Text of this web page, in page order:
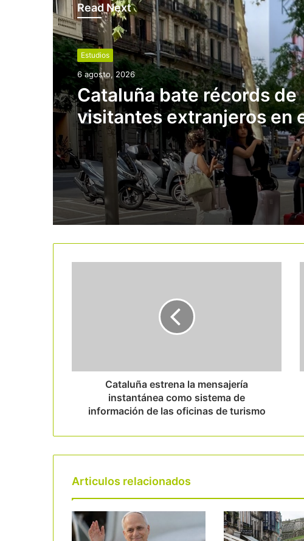
Read Next
Estudios
6 agosto, 2026
Cataluña bate récords de
visitantes extranjeros en
inicio del verano
Cataluña estrena la mensajería
instantánea como sistema de
información de las oficinas de turismo
Articulos relacionados